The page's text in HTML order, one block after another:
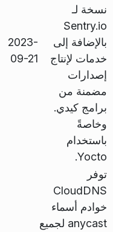
نسخة لـ
Sentry.io
بالإضافة إلى
خدمات لإنتاج
إصدارات
مضمنة من
برامج كيدي.
وخاصةً
باستخدام
Yocto.
2023-
09-21
توفر
CloudDNS
خوادم أسماء
anycast لجميع